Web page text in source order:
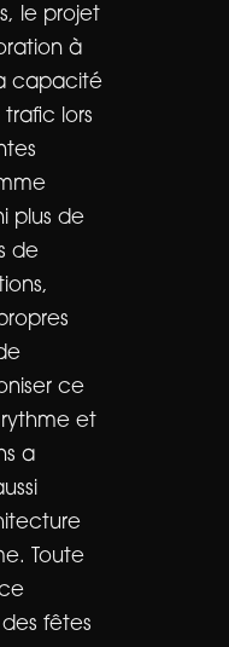
le projet
à
capacité
lors
plus de
de
ce
et
a
Toute
fêtes